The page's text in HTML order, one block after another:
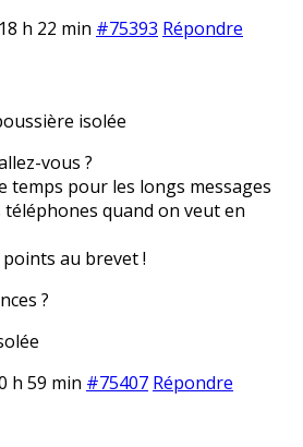
h 22 min #75393 Répondre
isolée
vous ?
temps pour les longs messages
téléphones quand on veut en
points au brevet !
?
h 59 min #75407 Répondre